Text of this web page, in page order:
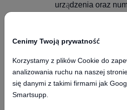
urządzenia oraz
Cenimy Twoją prywatność
Korzystamy z plików Cookie do
analizowania ruchu na naszej
się danymi z takimi firmami jak
Smartsupp.